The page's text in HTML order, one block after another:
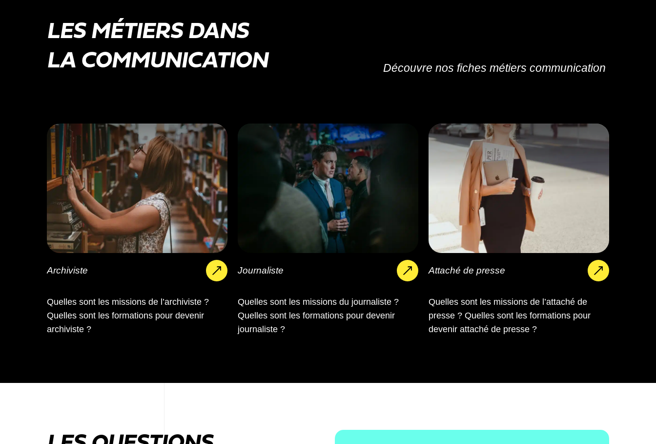
LES MÉTIERS DANS
LA COMMUNICATION
Découvre nos fiches métiers communication
Archiviste
Quelles sont les missions de l’archiviste ?
Quelles sont les formations pour devenir
archiviste ?
Journaliste
Quelles sont les missions du journaliste ?
Quelles sont les formations pour devenir
journaliste ?
Attaché de presse
Quelles sont les missions de l’attaché de
presse ? Quelles sont les formations pour
devenir attaché de presse ?